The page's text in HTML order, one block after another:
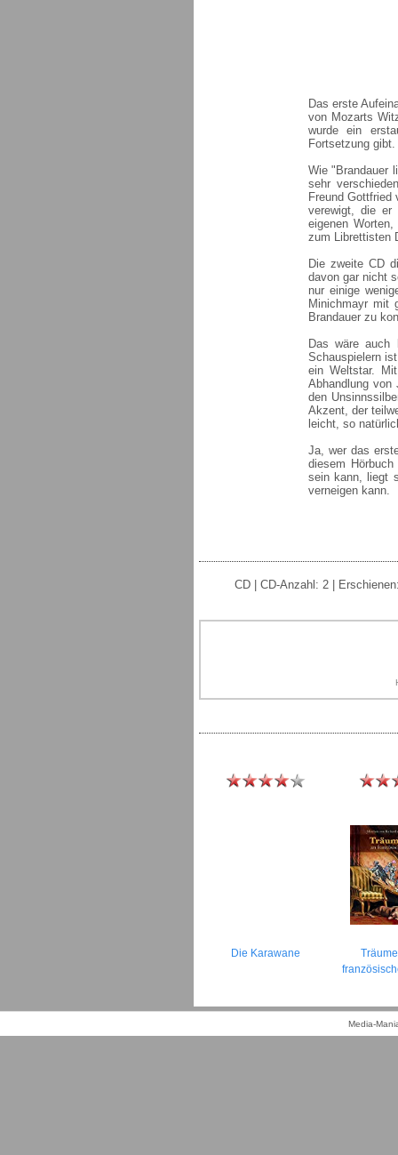
Das erste
von Mozarts
wurde ein
Fortsetzung gibt.
Wie "Brandauer
sehr
Freund
verewigt, die er
eigenen
zum Librettisten
Die zweite CD
davon gar nicht
nur einige
Minichmayr mit
Brandauer zu
Das wäre auch
Schauspielern
ein Weltstar.
Abhandlung
den
Akzent, der
leicht, so
Ja, wer das
diesem
sein kann, liegt
verneigen kann.
CD | CD-Anzahl: 2 |
Die Karawane
Media-